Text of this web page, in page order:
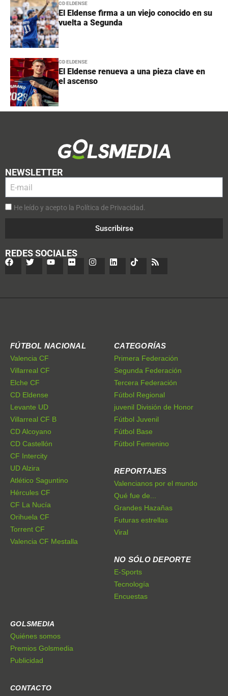
CD ELDENSE
El Eldense firma a un viejo conocido en su
vuelta a Segunda
CD ELDENSE
El Eldense renueva a una pieza clave en
el ascenso
NEWSLETTER
He leído y acepto la Política de Privacidad.
Suscribirse
REDES SOCIALES
FÚTBOL NACIONAL
Valencia CF
Villarreal CF
Elche CF
CD Eldense
Levante UD
Villarreal CF B
CD Alcoyano
CD Castellón
CF Intercity
UD Alzira
Atlético Saguntino
Hércules CF
CF La Nucía
Orihuela CF
Torrent CF
Valencia CF Mestalla
CATEGORÍAS
Primera Federación
Segunda Federación
Tercera Federación
Fútbol Regional
juvenil División de Honor
Fútbol Juvenil
Fútbol Base
Fútbol Femenino
REPORTAJES
Valencianos por el mundo
Qué fue de...
Grandes Hazañas
Futuras estrellas
Viral
NO SÓLO DEPORTE
E-Sports
Tecnología
Encuestas
GOLSMEDIA
Quiénes somos
Premios Golsmedia
Publicidad
CONTACTO